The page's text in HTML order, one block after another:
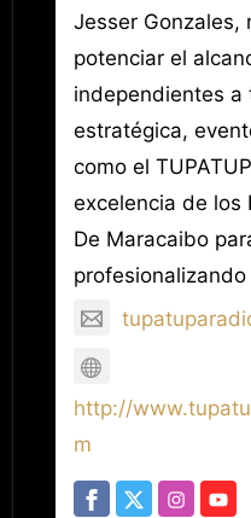
Jesser Gonzales,
potenciar el
independientes a
estratégica,
como el
excelencia de los
De Maracaibo
http://
m